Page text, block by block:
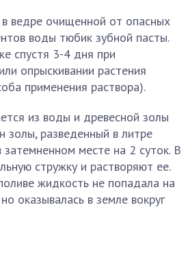
ведре очищенной от опасных
воды тюбик зубной пасты.
спустя 3-4 дня при
опрыскивании растения
применения раствора).
из воды и древесной золы
золы, разведенный в литре
затемненном месте на 2 суток. В
стружку и растворяют ее.
жидкость не попадала на
оказывалась в земле вокруг